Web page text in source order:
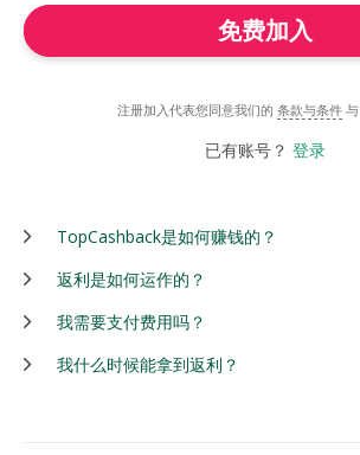
免费加入
注册加入代表您同意我们的 条款与条件 与
已有账号？ 登录
TopCashback是如何赚钱的？
返利是如何运作的？
我需要支付费用吗？
我什么时候能拿到返利？